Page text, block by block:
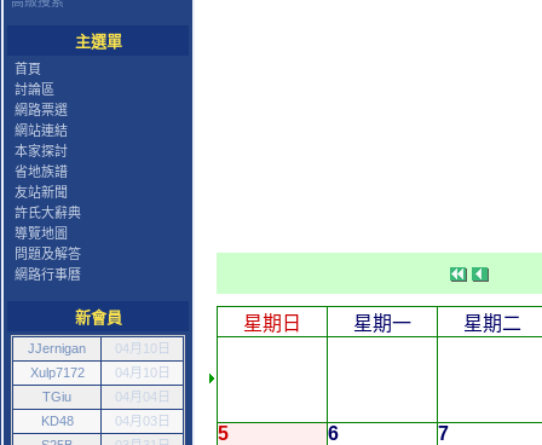
主選單
首頁
討論區
網路票選
網站連結
本家探討
省地族譜
友站新聞
許氏大辭典
導覽地圖
問題及解答
網路行事曆
新會員
JJernigan
04月10日
Xulp7172
04月10日
TGiu
04月04日
KD48
04月03日
星期日 星期一 星期二
5 6 7